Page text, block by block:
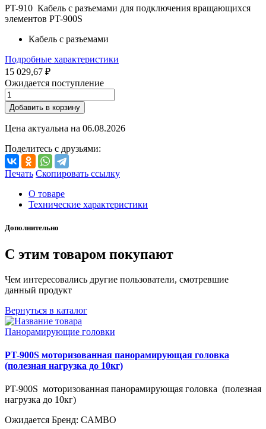
PT-910 Кабель с разъемами для подключения вращающихся
элементов PT-900S
Кабель с разъемами
Подробные характеристики
15 029,67 ₽
Ожидается поступление
Добавить в корзину
Цена актуальна на 06.08.2026
Поделитесь с друзьями:
Печать Скопировать ссылку
О товаре
Технические характеристики
Дополнительно
С этим товаром покупают
Чем интересовались другие пользователи, смотревшие
данный продукт
Вернуться в каталог
Панорамирующие головки
PT-900S моторизованная панорамирующая головка
(полезная нагрузка до 10кг)
PT-900S моторизованная панорамирующая головка (полезная
нагрузка до 10кг)
Ожидается Бренд: CAMBO